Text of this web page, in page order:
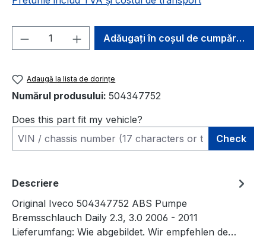
Cantitate produs: Introduceți
Adăugați în coșul de cumpărături
Adaugă la lista de dorințe
Numărul produsului: 504347752
Does this part fit my vehicle?
Check
Descriere
Original Iveco 504347752 ABS Pumpe
Bremsschlauch Daily 2.3, 3.0 2006 - 2011
Lieferumfang: Wie abgebildet. Wir empfehlen de…